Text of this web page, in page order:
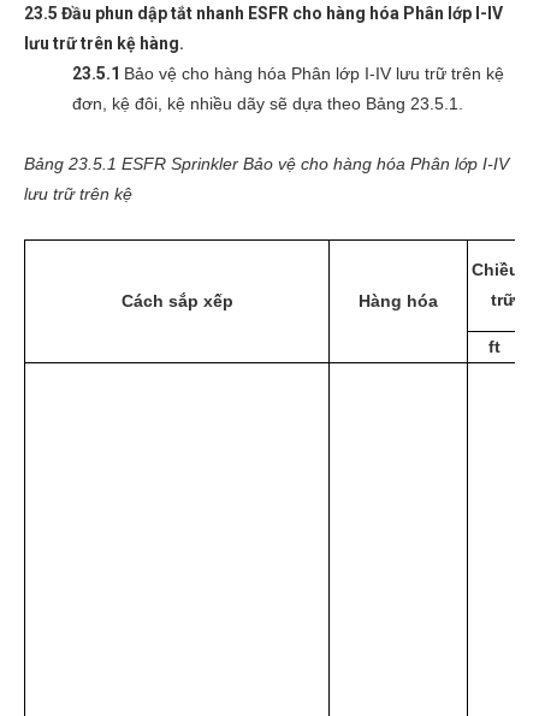
23.5 Đầu phun dập tắt nhanh ESFR cho hàng hóa Phân lớp I-IV
lưu trữ trên kệ hàng.
23.5.1 Bảo vệ cho hàng hóa Phân lớp I-IV lưu trữ trên kệ
đơn, kệ đôi, kệ nhiều dãy sẽ dựa theo Bảng 23.5.1.
Bảng 23.5.1 ESFR Sprinkler Bảo vệ cho hàng hóa Phân lớp I-IV
lưu trữ trên kệ
Cách sắp xếp Hàng hóa
Chiều
trữ
ft